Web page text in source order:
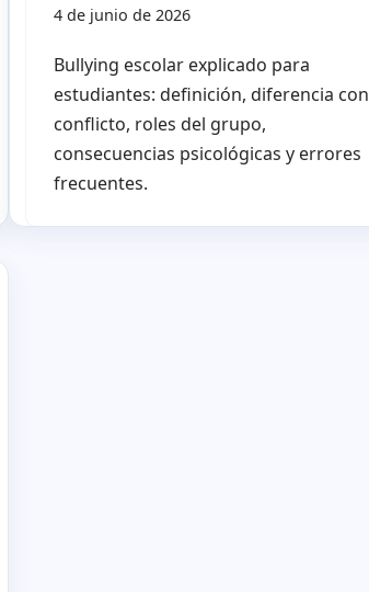
4 de junio de 2026
Bullying escolar explicado para
estudiantes: definición, diferencia con
conflicto, roles del grupo,
consecuencias psicológicas y errores
frecuentes.